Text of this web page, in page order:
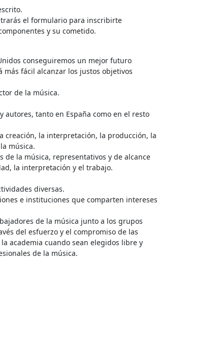
el formulario para inscribirte
y su cometido.
conseguiremos un mejor futuro
más fácil alcanzar los justos objetivos
de la música.
autores, tanto en España como en el resto
creación, la interpretación, la producción, la
música.
de la música, representativos y de alcance
la interpretación y el trabajo.
diversas.
e instituciones que comparten intereses
de la música junto a los grupos
del esfuerzo y el compromiso de las
academia cuando sean elegidos libre y
de la música.